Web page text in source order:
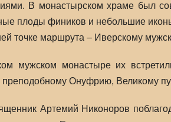
В монастырском храме был
плоды фиников и небольшие
точке маршрута – Иверскому
мужском монастыре их
преподобному Онуфрию, Великому
Артемий Никоноров